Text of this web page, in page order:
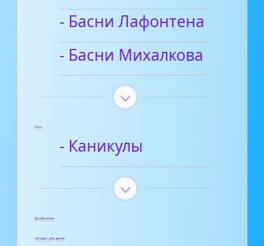
- Басни Лафонтена
- Басни Михалкова
Блог
- Каникулы
Диафильмы
Загадки для детей